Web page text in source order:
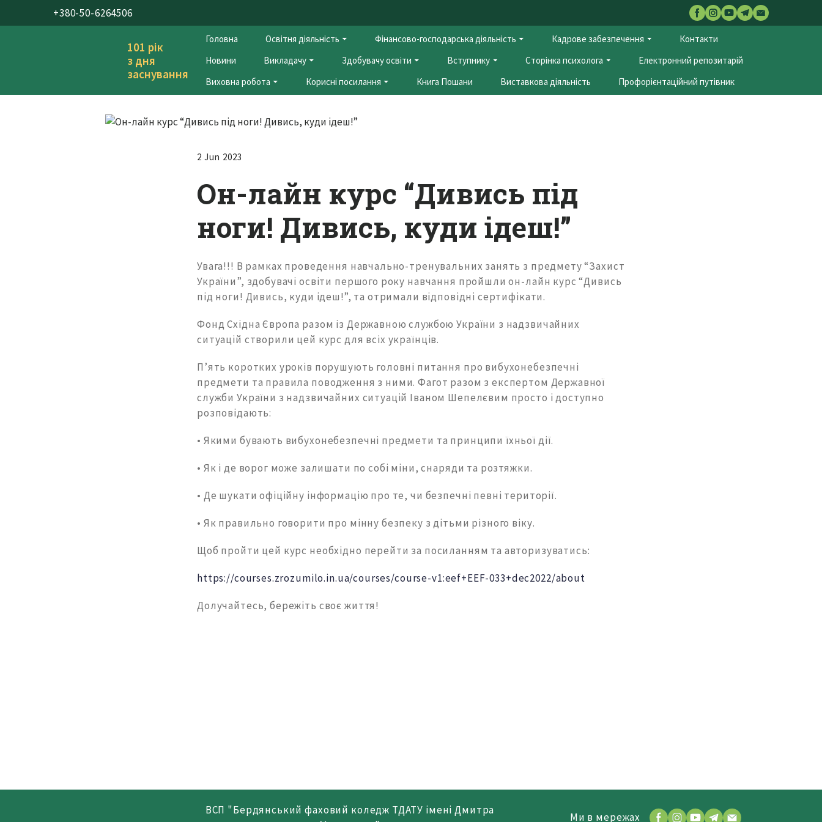
+380-50-6264506
101 рік
з дня
заснування
Головна Освітня діяльність Фінансово-господарська діяльність Кадрове забезпечення
Контакти
Новини
Викладачу Здобувачу освіти Вступнику Сторінка психолога
Електронний репозитарій
Виховна робота
Корисні посилання Книга Пошани Виставкова діяльність Профорієнтаційний путівник
2 Jun 2023
Он-лайн курс “Дивись під
ноги! Дивись, куди ідеш!”
Увага!!! В рамках проведення навчально-тренувальних занять з предмету “Захист
України”, здобувачі освіти першого року навчання пройшли он-лайн курс “Дивись
під ноги! Дивись, куди ідеш!”, та отримали відповідні сертифікати.
Фонд Східна Європа разом із Державною службою України з надзвичайних
ситуацій створили цей курс для всіх українців.
П’ять коротких уроків порушують головні питання про вибухонебезпечні
предмети та правила поводження з ними. Фагот разом з експертом Державної
служби України з надзвичайних ситуацій Іваном Шепелєвим просто і доступно
розповідають:
• Якими бувають вибухонебезпечні предмети та принципи їхньої дії.
• Як і де ворог може залишати по собі міни, снаряди та розтяжки.
• Де шукати офіційну інформацію про те, чи безпечні певні території.
• Як правильно говорити про мінну безпеку з дітьми різного віку.
Щоб пройти цей курс необхідно перейти за посиланням та авторизуватись:
https://courses.zrozumilo.in.ua/courses/course-v1:eef+EEF-033+dec2022/about
Долучайтесь, бережіть своє життя!
ВСП "Бердянський фаховий коледж ТДАТУ імені Дмитра
Ми в мережах